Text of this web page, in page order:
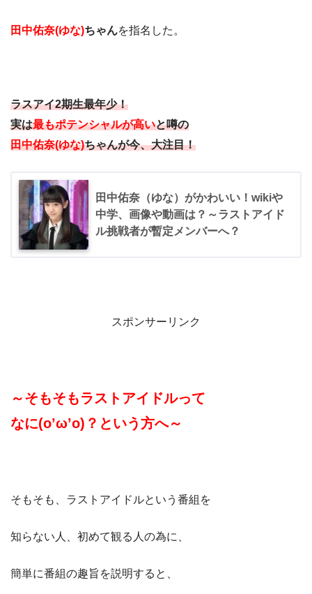
田中佑奈(ゆな)ちゃんを指名した。
ラスアイ2期生最年少！
実は最もポテンシャルが高いと噂の
田中佑奈(ゆな)ちゃんが今、大注目！
田中佑奈（ゆな）がかわいい！wikiや
中学、画像や動画は？～ラストアイド
ル挑戦者が暫定メンバーへ？
スポンサーリンク
～そもそもラストアイドルって
なに(o’ω’o)？ という方へ～
そもそも、ラストアイドルという番組を
知らない人、初めて観る人の為に、
簡単に番組の趣旨を説明すると、